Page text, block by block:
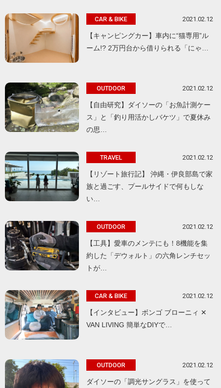
CAR & BIKE 2021.02.12
【キャンピングカー】車内に“猫専用”ル
ーム!? 2万円台から借りられる「にゃ…
OUTDOOR 2021.02.12
【自由研究】ダイソーの「お魚計測ケー
ス」と「釣り用活かしバケツ」で夏休み
の思…
TRAVEL 2021.02.12
【リゾート旅行記】 沖縄・伊良部島で家
族と過ごす、プールサイドで何もしな
い…
OUTDOOR 2021.02.12
【工具】愛車のメンテにも！8機能を集
約した「デウォルト」の六角レンチセッ
トが…
CAR & BIKE 2021.02.12
【インタビュー】ボンゴ ブローニィ ✕
VAN LIVING 簡単なDIYで…
OUTDOOR 2021.02.12
ダイソーの「調光サングラス」を使って